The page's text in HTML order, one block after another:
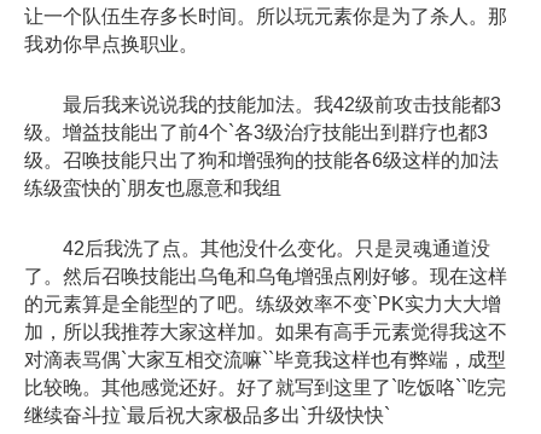
让一个队伍生存多长时间。所以玩元素你是为了杀人。那
我劝你早点换职业。
最后我来说说我的技能加法。我42级前攻击技能都3
级。增益技能出了前4个`各3级治疗技能出到群疗也都3
级。召唤技能只出了狗和增强狗的技能各6级这样的加法
练级蛮快的`朋友也愿意和我组
42后我洗了点。其他没什么变化。只是灵魂通道没
了。然后召唤技能出乌龟和乌龟增强点刚好够。现在这样
的元素算是全能型的了吧。练级效率不变`PK实力大大增
加，所以我推荐大家这样加。如果有高手元素觉得我这不
对滴表骂偶`大家互相交流嘛``毕竟我这样也有弊端，成型
比较晚。其他感觉还好。好了就写到这里了`吃饭咯``吃完
继续奋斗拉`最后祝大家极品多出`升级快快`